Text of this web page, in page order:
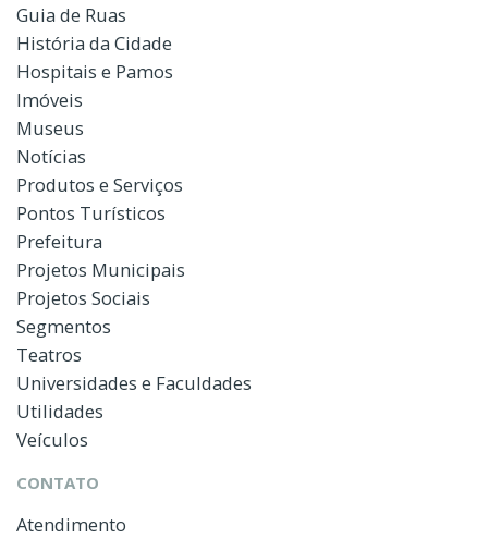
Guia de Ruas
História da Cidade
Hospitais e Pamos
Imóveis
Museus
Notícias
Produtos e Serviços
Pontos Turísticos
Prefeitura
Projetos Municipais
Projetos Sociais
Segmentos
Teatros
Universidades e Faculdades
Utilidades
Veículos
CONTATO
Atendimento